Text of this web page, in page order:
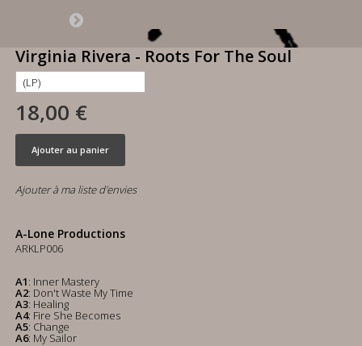
Virginia Rivera - Roots For The Soul
18,00 €
Ajouter au panier
Ajouter à ma liste d'envies
A-Lone Productions
ARKLP006
A1: Inner Mastery
A2: Don't Waste My Time
A3: Healing
A4: Fire She Becomes
A5: Change
A6: My Sailor